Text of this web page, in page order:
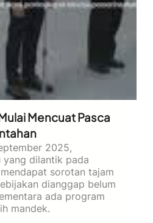
Mencuat Pasca
2025,
yang dilantik pada
sorotan tajam
dianggap belum
ada program
mandek.